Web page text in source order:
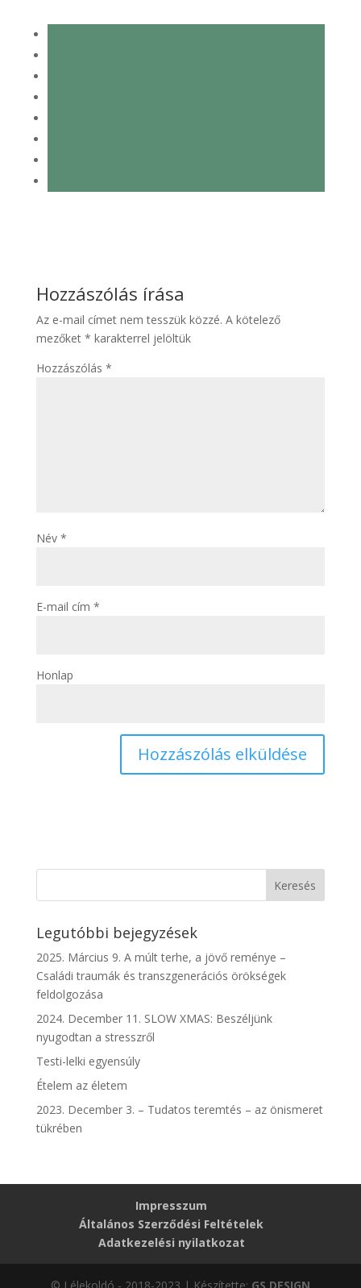
Hozzászólás írása
Az e-mail címet nem tesszük közzé. A kötelező
mezőket * karakterrel jelöltük
Hozzászólás *
Név *
E-mail cím *
Honlap
Legutóbbi bejegyzések
2025. Március 9. A múlt terhe, a jövő reménye –
Családi traumák és transzgenerációs örökségek
feldolgozása
2024. December 11. SLOW XMAS: Beszéljünk
nyugodtan a stresszről
Testi-lelki egyensúly
Ételem az életem
2023. December 3. – Tudatos teremtés – az önismeret
tükrében
Impresszum
Általános Szerződési Feltételek
Adatkezelési nyilatkozat